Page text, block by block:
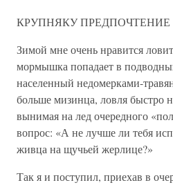
КРУПНЯКУ ПРЕДПОЧТЕНИЕ
Зимой мне очень нравится
мормышка попадает в
населенный недомерками-
больше мизинца, ловля быстро
вынимая на лед очередного
вопрос: «А не лучше ли тебя
живца на щучьей жерлице?»
Так я и поступил, приехав в